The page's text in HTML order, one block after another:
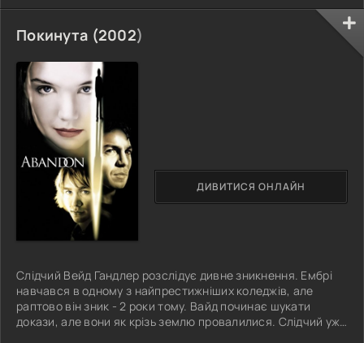
Покинута (2002)
Слідчий Вейд Гандлер розслідує дивне зникнення. Ембрі
навчався в одному з найпрестижніших коледжів, але
раптово він зник - 2 роки тому. Вайд починає шукати
докази, але вони як крізь землю провалилися. Слідчий уже
ДИВИТИСЯ ОНЛАЙН